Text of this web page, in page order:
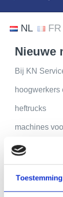
Toestemming
Crown
Contact
NL FR
Nieuwe
Bij KN
hoogwerkers
heftrucks
machines
kranen en